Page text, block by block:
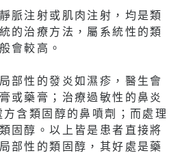
脈注射或肌肉注射，均是類
的治療方法，屬系統性的類
會較高。
部性的發炎如濕疹，醫生會
或藥膏；治療過敏性的鼻炎
方含類固醇的鼻噴劑；而處理
固醇。以上皆是患者直接將
部性的類固醇，其好處是藥